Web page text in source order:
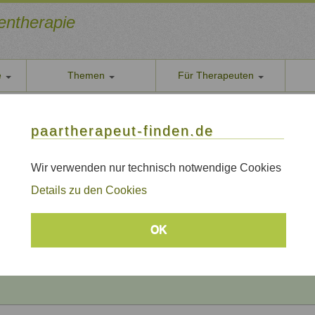
paartherapeut-finden.de
Wir verwenden nur technisch notwendige Cookies
Details zu den Cookies
OK
Themen Für Therapeuten
Wir
Themen Qualität
/ Paartherapie Rosenheim
Paartherapie Rosenheim
Beratungsthemen